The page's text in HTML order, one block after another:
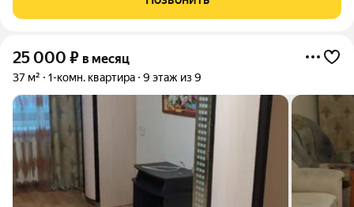
обставлена современной мебелью и техникой.
25 000 ₽ в месяц
37 м² 1-комн. квартира 9 этаж из 9